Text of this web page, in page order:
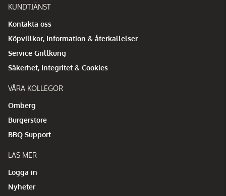
KUNDTJÄNST
Kontakta oss
Köpvillkor, Information & återkallelser
Service Grillkung
Säkerhet, Integritet & Cookies
VÅRA KOLLEGOR
Omberg
Burgerstore
BBQ Support
LÄS MER
Logga in
Nyheter